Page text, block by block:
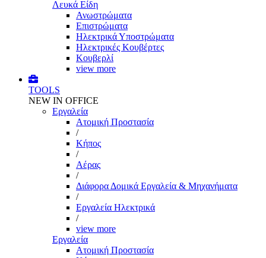
Λευκά Είδη
Ανωστρώματα
Επιστρώματα
Ηλεκτρικά Υποστρώματα
Ηλεκτρικές Κουβέρτες
Κουβερλί
view more
TOOLS
NEW IN OFFICE
Εργαλεία
Aτομική Προστασία
/
Kήπος
/
Αέρας
/
Διάφορα Δομικά Εργαλεία & Μηχανήματα
/
Εργαλεία Ηλεκτρικά
/
view more
Εργαλεία
Aτομική Προστασία